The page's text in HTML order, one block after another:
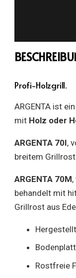
Profi-Holzgrill.
ARGENTA ist ein
mit Holz oder
ARGENTA 70I,
breitem Grillrost.
ARGENTA 70M
behandelt mit
Grillrost aus
Rostfreie